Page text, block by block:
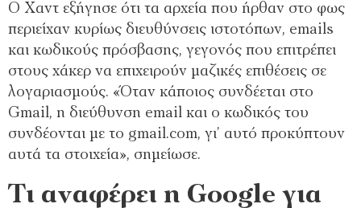
Ο Χαντ εξήγησε ότι τα αρχεία που ήρθαν στο φως
περιείχαν κυρίως διευθύνσεις ιστοτόπων, emails
και κωδικούς πρόσβασης, γεγονός που επιτρέπει
στους χάκερ να επιχειρούν μαζικές επιθέσεις σε
λογαριασμούς. «Όταν κάποιος συνδέεται στο
Gmail, η διεύθυνση email και ο κωδικός του
συνδέονται με το gmail.com, γι’ αυτό προκύπτουν
αυτά τα στοιχεία», σημείωσε.
Τι αναφέρει η Google για